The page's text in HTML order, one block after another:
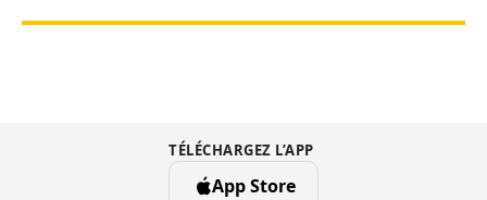
TÉLÉCHARGEZ L’APP
App Store